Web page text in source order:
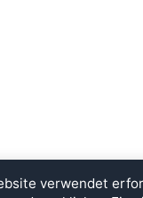
verwendet